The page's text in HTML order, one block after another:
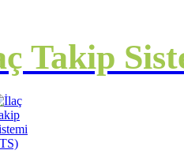
Takip